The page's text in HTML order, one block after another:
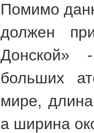
Помимо
должен
больших
мире,
а ширина